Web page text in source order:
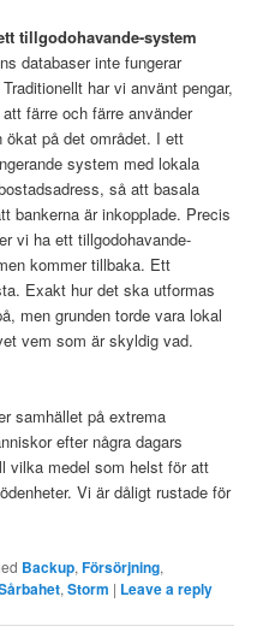
tillgodohavande-system
databaser inte fungerar
har vi använt pengar,
färre och färre använder
ökat på det området. I ett
system med lokala
så att basala
bankerna är inkopplade. Precis
vi ha ett tillgodohavande-
kommer tillbaka. Ett
Exakt hur det ska utformas
men grunden torde vara lokal
vem som är skyldig vad.
samhället på extrema
efter några dagars
vilka medel som helst för att
Vi är dåligt rustade för
Backup,Försörjning,
,Storm | Leave a reply